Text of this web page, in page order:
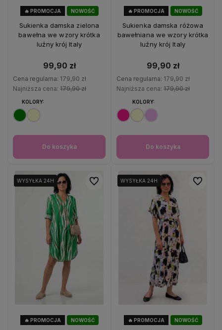
NOWOŚĆ
🔥 PROMOCJA
Sukienka damska zielona
bawełna we wzory krótka
luźny krój Italy
99,90 zł
Cena regularna: 179,90 zł
Najniższa cena: 179,90 zł
KOLORY:
Do koszyka
NOWOŚĆ
🔥 PROMOCJA
Sukienka damska różowa
bawełniana we wzory krótka
luźny krój Italy
99,90 zł
Cena regularna: 179,90 zł
Najniższa cena: 179,90 zł
KOLORY:
Do koszyka
NOWOŚĆ
🔥 PROMOCJA
WYSYŁKA 24H
WYSYŁKA 24H Do ulubionych
NOWOŚĆ
🔥 PROMOCJA
WYSYŁKA 24H
WYSYŁKA 24H Do